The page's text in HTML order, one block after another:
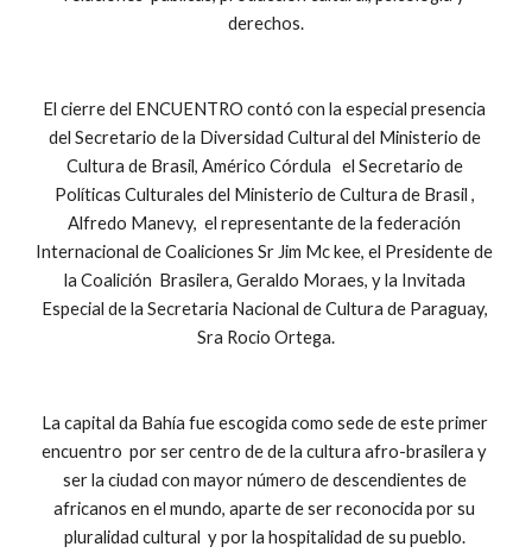
derechos.
El cierre del ENCUENTRO contó con la especial presencia
del Secretario de la Diversidad Cultural del Ministerio de
Cultura de Brasil, Américo Córdula   el Secretario de
Políticas Culturales del Ministerio de Cultura de Brasil ,
Alfredo Manevy,  el representante de la federación
Internacional de Coaliciones Sr Jim Mc kee, el Presidente de
la Coalición  Brasilera, Geraldo Moraes, y la Invitada
Especial de la Secretaria Nacional de Cultura de Paraguay,
Sra Rocio Ortega.
La capital da Bahía fue escogida como sede de este primer
encuentro  por ser centro de de la cultura afro-brasilera y
ser la ciudad con mayor número de descendientes de
africanos en el mundo, aparte de ser reconocida por su
pluralidad cultural  y por la hospitalidad de su pueblo.